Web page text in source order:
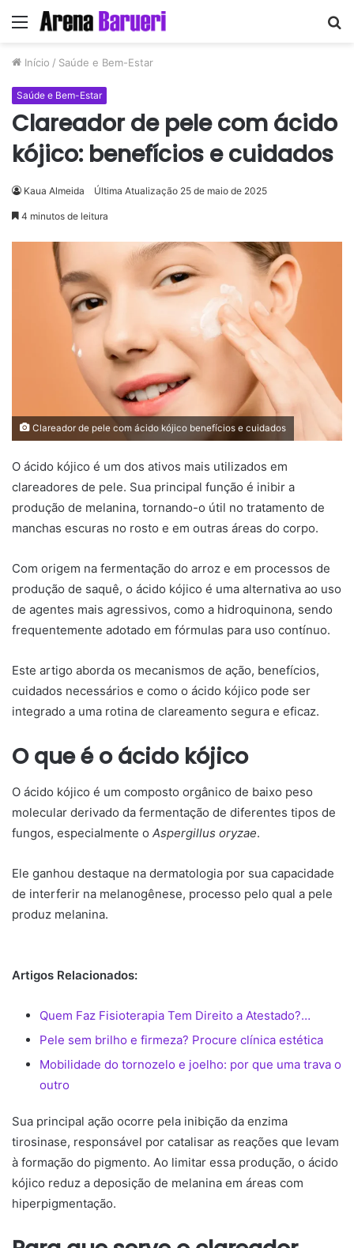
Menu
Início / Saúde e Bem-Estar
Saúde e Bem-Estar
Clareador de pele com ácido
kójico: benefícios e cuidados
Kaua Almeida Última Atualização 25 de maio de 2025
4 minutos de leitura
Clareador de pele com ácido kójico benefícios e cuidados
O ácido kójico é um dos ativos mais utilizados em
clareadores de pele. Sua principal função é inibir a
produção de melanina, tornando-o útil no tratamento de
manchas escuras no rosto e em outras áreas do corpo.
Com origem na fermentação do arroz e em processos de
produção de saquê, o ácido kójico é uma alternativa ao uso
de agentes mais agressivos, como a hidroquinona, sendo
frequentemente adotado em fórmulas para uso contínuo.
Este artigo aborda os mecanismos de ação, benefícios,
cuidados necessários e como o ácido kójico pode ser
integrado a uma rotina de clareamento segura e eficaz.
O que é o ácido kójico
O ácido kójico é um composto orgânico de baixo peso
molecular derivado da fermentação de diferentes tipos de
fungos, especialmente o Aspergillus oryzae.
Ele ganhou destaque na dermatologia por sua capacidade
de interferir na melanogênese, processo pelo qual a pele
produz melanina.
Artigos Relacionados:
Quem Faz Fisioterapia Tem Direito a Atestado?…
Pele sem brilho e firmeza? Procure clínica estética
Mobilidade do tornozelo e joelho: por que uma trava o
outro
Sua principal ação ocorre pela inibição da enzima
tirosinase, responsável por catalisar as reações que levam
à formação do pigmento. Ao limitar essa produção, o ácido
kójico reduz a deposição de melanina em áreas com
hiperpigmentação.